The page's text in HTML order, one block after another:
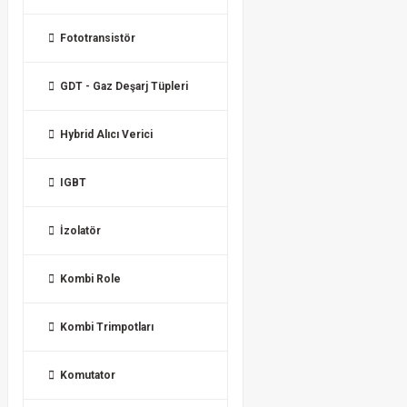
Fototransistör
GDT - Gaz Deşarj Tüpleri
Hybrid Alıcı Verici
IGBT
İzolatör
Kombi Role
Kombi Trimpotları
Komutator